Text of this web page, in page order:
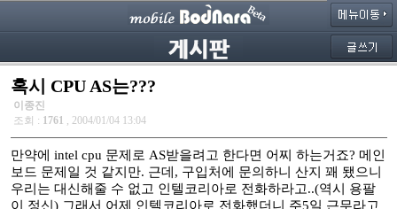
혹시 CPU AS는???
이종진
조회 : 1761 , 2004/01/04 13:04
만약에 intel cpu 문제로 AS받을려고 한다면 어찌 하는거죠? 메인
보드 문제일 것 같지만. 근데, 구입처에 문의하니 산지 꽤 됐으니
우리는 대신해줄 수 없고 인텔코리아로 전화하라고..(역시 용팔
이 정신) 그래서 어제 인텔코리아로 전화했더니 주5일 근무라고